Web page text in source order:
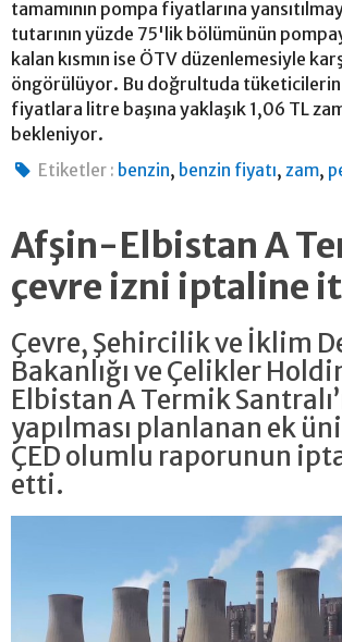
tamamının pompa fiyatlarına
tutarının yüzde 75'lik bölümünün
kalan kısmın ise ÖTV düzenlemesiyle
öngörülüyor. Bu doğrultuda
fiyatlara litre başına yaklaşık 1,06 TL
bekleniyor.
Etiketler : benzin, benzin fiyatı, zam,
Afşin-Elbistan A
çevre izni iptaline
Çevre, Şehircilik ve İklim
Bakanlığı ve Çelikler
Elbistan A Termik
yapılması planlanan ek
ÇED olumlu raporunun
etti.